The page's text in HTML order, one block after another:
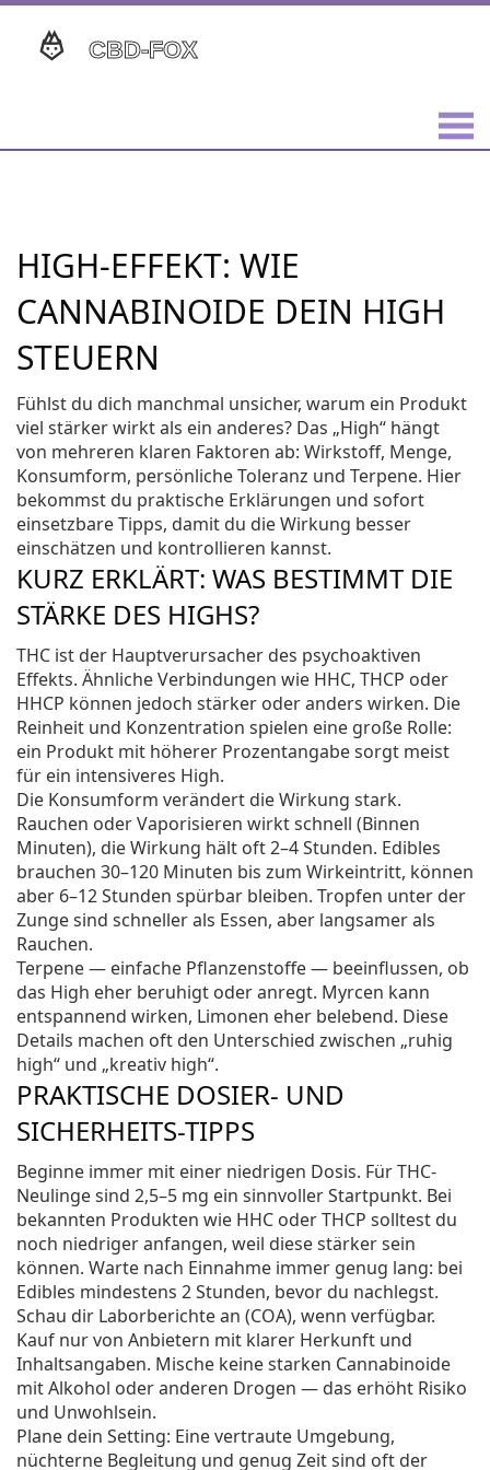
HIGH-EFFEKT: WIE
CANNABINOIDE DEIN HIGH
STEUERN
Fühlst du dich manchmal unsicher, warum ein Produkt
viel stärker wirkt als ein anderes? Das „High“ hängt
von mehreren klaren Faktoren ab: Wirkstoff, Menge,
Konsumform, persönliche Toleranz und Terpene. Hier
bekommst du praktische Erklärungen und sofort
einsetzbare Tipps, damit du die Wirkung besser
einschätzen und kontrollieren kannst.
KURZ ERKLÄRT: WAS BESTIMMT DIE
STÄRKE DES HIGHS?
THC ist der Hauptverursacher des psychoaktiven
Effekts. Ähnliche Verbindungen wie HHC, THCP oder
HHCP können jedoch stärker oder anders wirken. Die
Reinheit und Konzentration spielen eine große Rolle:
ein Produkt mit höherer Prozentangabe sorgt meist
für ein intensiveres High.
Die Konsumform verändert die Wirkung stark.
Rauchen oder Vaporisieren wirkt schnell (Binnen
Minuten), die Wirkung hält oft 2–4 Stunden. Edibles
brauchen 30–120 Minuten bis zum Wirkeintritt, können
aber 6–12 Stunden spürbar bleiben. Tropfen unter der
Zunge sind schneller als Essen, aber langsamer als
Rauchen.
Terpene — einfache Pflanzenstoffe — beeinflussen, ob
das High eher beruhigt oder anregt. Myrcen kann
entspannend wirken, Limonen eher belebend. Diese
Details machen oft den Unterschied zwischen „ruhig
high“ und „kreativ high“.
PRAKTISCHE DOSIER- UND
SICHERHEITS-TIPPS
Beginne immer mit einer niedrigen Dosis. Für THC-
Neulinge sind 2,5–5 mg ein sinnvoller Startpunkt. Bei
bekannten Produkten wie HHC oder THCP solltest du
noch niedriger anfangen, weil diese stärker sein
können. Warte nach Einnahme immer genug lang: bei
Edibles mindestens 2 Stunden, bevor du nachlegst.
Schau dir Laborberichte an (COA), wenn verfügbar.
Kauf nur von Anbietern mit klarer Herkunft und
Inhaltsangaben. Mische keine starken Cannabinoide
mit Alkohol oder anderen Drogen — das erhöht Risiko
und Unwohlsein.
Plane dein Setting: Eine vertraute Umgebung,
nüchterne Begleitung und genug Zeit sind oft der